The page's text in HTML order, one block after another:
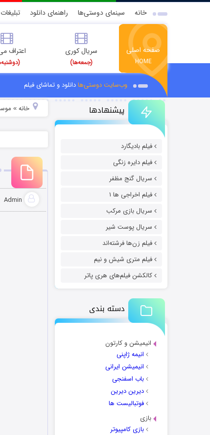
خانه سینمای دوستی‌ها راهنمای دانلود تبلیغات
صفحه اصلی
HOME
سریال کوری
(جمعه‌ها)
اعتراف
وب‌سایت دوستی‌هادانلود و تماشای فیلم
پیشنهادها
فیلم بادیگارد
فیلم دایره زنگی
سریال گنج مظفر
فیلم اخراجی ها ۱
سریال بازی مرکب
سریال پوست شیر
فیلم زن‌ها فرشته‌اند
فیلم متری شیش و نیم
کالکشن فیلم‌های هری پاتر
دسته بندی
انیمیشن و کارتون
انیمه ژاپنی
انیمیشن ایرانی
باب اسفنجی
دیرین دیرین
فوتبالیست ها
بازی
بازی کامپیوتر
خانه»
Admin